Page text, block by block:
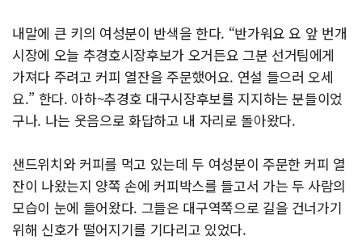
내말에 큰 키의 여성분이 반색을 한다. “반가워요 요 앞 번개
시장에 오늘 추경호시장후보가 오거든요 그분 선거팀에게
가져다 주려고 커피 열잔을 주문했어요. 연설 들으러 오세
요.” 한다. 아하~추경호 대구시장후보를 지지하는 분들이었
구나. 나는 웃음으로 화답하고 내 자리로 돌아왔다.
샌드위치와 커피를 먹고 있는데 두 여성분이 주문한 커피 열
잔이 나왔는지 양쪽 손에 커피박스를 들고서 가는 두 사람의
모습이 눈에 들어왔다. 그들은 대구역쪽으로 길을 건너가기
위해 신호가 떨어지기를 기다리고 있었다.